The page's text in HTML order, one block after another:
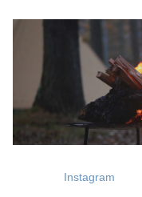
Instagram